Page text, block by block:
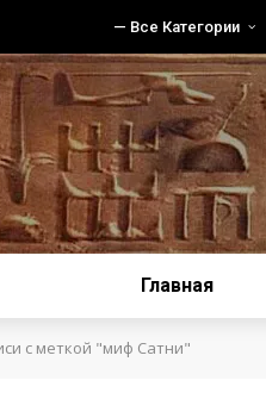
— Все Категории
Главная
с меткой "миф Сатни"